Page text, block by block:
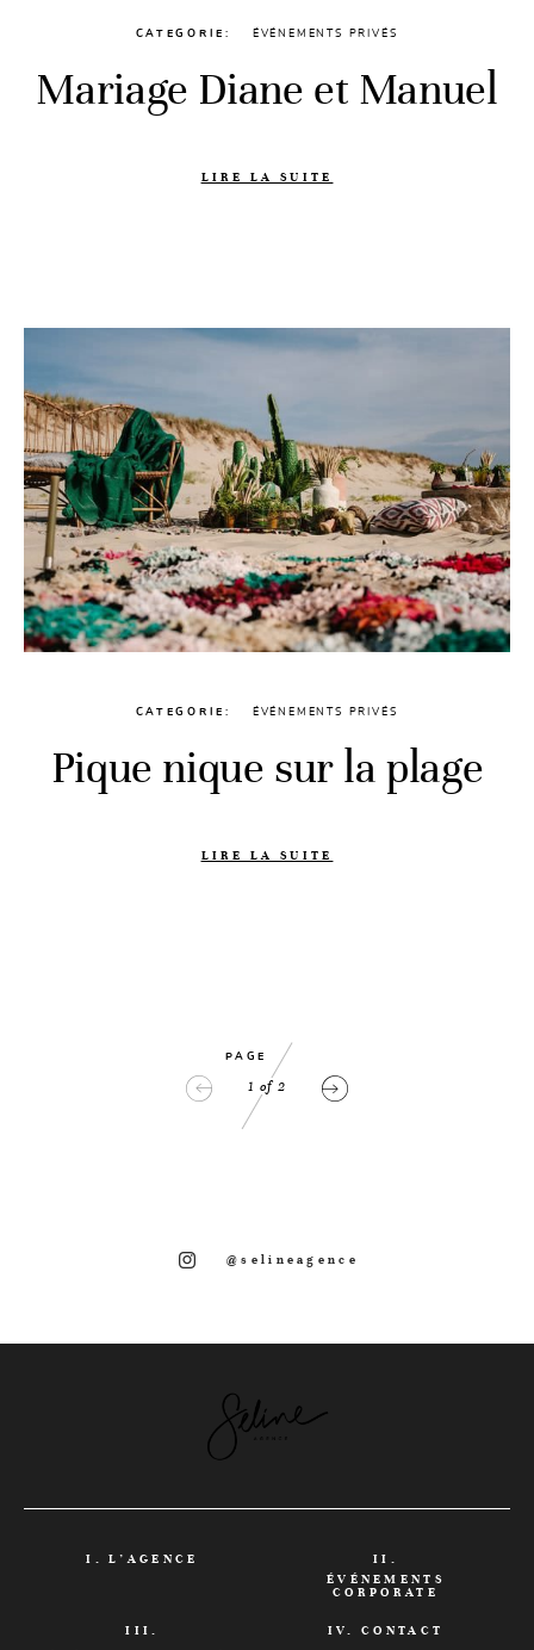
CATEGORIE ÉVÉNEMENTS PRIVÉS
Mariage Diane et Manuel
LIRE LA SUITE
CATEGORIE ÉVÉNEMENTS PRIVÉS
Pique nique sur la plage
LIRE LA SUITE
PAGE
1 of 2
@selineagence
L’AGENCE
ÉVÉNEMENTS
CORPORATE
CONTACT